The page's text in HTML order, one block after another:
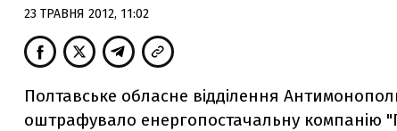
23 ТРАВНЯ 2012, 11:02
Полтавське обласне відділення
оштрафувало енергопостачальну компанію